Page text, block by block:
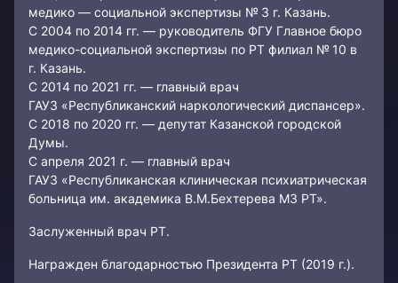
медико — социальной экспертизы № 3 г. Казань.
С 2004 по 2014 гг. — руководитель ФГУ Главное бюро
медико-социальной экспертизы по РТ филиал № 10 в
г. Казань.
С 2014 по 2021 гг. — главный врач
ГАУЗ «Республиканский наркологический диспансер».
С 2018 по 2020 гг. — депутат Казанской городской
Думы.
С апреля 2021 г. — главный врач
ГАУЗ «Республиканская клиническая психиатрическая
больница им. академика В.М.Бехтерева МЗ РТ».
Заслуженный врач РТ.
Награжден благодарностью Президента РТ (2019 г.).